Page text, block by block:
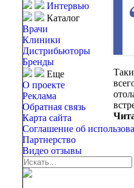
Интервью
Каталог
Врачи
Клиники
Дистрибьюторы
Бренды
Еще
О проекте
Реклама
Обратная связь
Карта сайта
Соглашение об
Партнерство
Видео отзывы